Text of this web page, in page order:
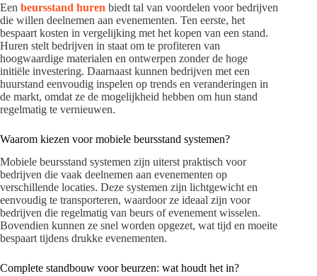
Een beursstand huren biedt tal van voordelen voor bedrijven
die willen deelnemen aan evenementen. Ten eerste, het
bespaart kosten in vergelijking met het kopen van een stand.
Huren stelt bedrijven in staat om te profiteren van
hoogwaardige materialen en ontwerpen zonder de hoge
initiële investering. Daarnaast kunnen bedrijven met een
huurstand eenvoudig inspelen op trends en veranderingen in
de markt, omdat ze de mogelijkheid hebben om hun stand
regelmatig te vernieuwen.
Waarom kiezen voor mobiele beursstand systemen?
Mobiele beursstand systemen zijn uiterst praktisch voor
bedrijven die vaak deelnemen aan evenementen op
verschillende locaties. Deze systemen zijn lichtgewicht en
eenvoudig te transporteren, waardoor ze ideaal zijn voor
bedrijven die regelmatig van beurs of evenement wisselen.
Bovendien kunnen ze snel worden opgezet, wat tijd en moeite
bespaart tijdens drukke evenementen.
Complete standbouw voor beurzen: wat houdt het in?